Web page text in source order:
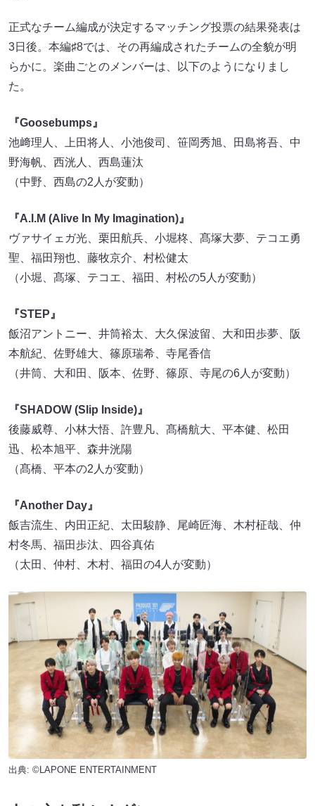
正式なチーム編成が決定するマッチング投票の結果発表は
3日後。本編♯8では、その再編成されたチームの全貌が明
らかに。楽曲ごとのメンバーは、以下のようになりまし
た。
『Goosebumps』
池﨑理人、上田将人、小池俊司、笹岡秀旭、田島将吾、中
野海帆、西洸人、西島蓮汰
（中野、西島の2人が変動）
『A.I.M (Alive In My Imagination)』
ヴァサイェガ光、栗田航兵、小堀柊、髙塚大夢、テコエ勇
聖、福田翔也、藤牧京介、村松健太
（小堀、髙塚、テコエ、福田、村松の5人が変動）
『STEP』
飯沼アントニー、井筒裕太、大久保波留、大和田歩夢、阪
本航紀、佐野雄大、篠原瑞希、寺尾香信
（井筒、大和田、阪本、佐野、篠原、寺尾の6人が変動）
『SHADOW (Slip Inside)』
後藤威尊、小林大悟、許豊凡、髙橋航大、平本健、松田
迅、松本旭平、森井洸陽
（髙橋、平本の2人が変動）
『Another Day』
飯吉流生、内田正紀、太田駿静、尾崎匠海、木村柾哉、仲
村冬馬、福田歩汰、四谷真佑
（太田、仲村、木村、福田の4人が変動）
出典: ©LAPONE ENTERTAINMENT